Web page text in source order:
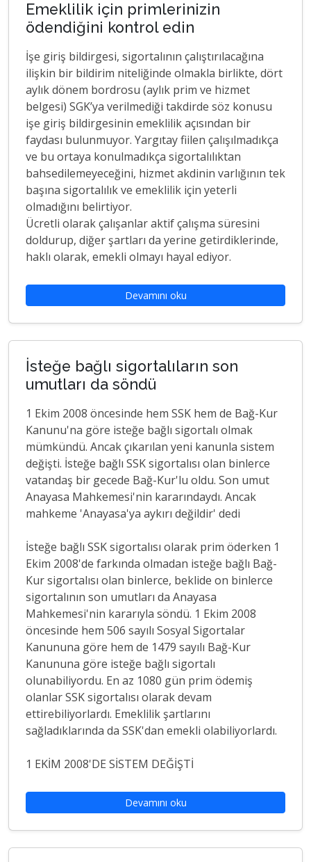
Emeklilik için primlerinizin
ödendiğini kontrol edin
İşe giriş bildirgesi, sigortalının çalıştırılacağına
ilişkin bir bildirim niteliğinde olmakla birlikte, dört
aylık dönem bordrosu (aylık prim ve hizmet
belgesi) SGK’ya verilmediği takdirde söz konusu
işe giriş bildirgesinin emeklilik açısından bir
faydası bulunmuyor. Yargıtay fiilen çalışılmadıkça
ve bu ortaya konulmadıkça sigortalılıktan
bahsedilemeyeceğini, hizmet akdinin varlığının tek
başına sigortalılık ve emeklilik için yeterli
olmadığını belirtiyor.
Ücretli olarak çalışanlar aktif çalışma süresini
doldurup, diğer şartları da yerine getirdiklerinde,
haklı olarak, emekli olmayı hayal ediyor.
Devamını oku
İsteğe bağlı sigortalıların son
umutları da söndü
1 Ekim 2008 öncesinde hem SSK hem de Bağ-Kur
Kanunu'na göre isteğe bağlı sigortalı olmak
mümkündü. Ancak çıkarılan yeni kanunla sistem
değişti. İsteğe bağlı SSK sigortalısı olan binlerce
vatandaş bir gecede Bağ-Kur'lu oldu. Son umut
Anayasa Mahkemesi'nin kararındaydı. Ancak
mahkeme 'Anayasa'ya aykırı değildir' dedi
İsteğe bağlı SSK sigortalısı olarak prim öderken 1
Ekim 2008'de farkında olmadan isteğe bağlı Bağ-
Kur sigortalısı olan binlerce, beklide on binlerce
sigortalının son umutları da Anayasa
Mahkemesi'nin kararıyla söndü. 1 Ekim 2008
öncesinde hem 506 sayılı Sosyal Sigortalar
Kanununa göre hem de 1479 sayılı Bağ-Kur
Kanununa göre isteğe bağlı sigortalı
olunabiliyordu. En az 1080 gün prim ödemiş
olanlar SSK sigortalısı olarak devam
ettirebiliyorlardı. Emeklilik şartlarını
sağladıklarında da SSK'dan emekli olabiliyorlardı.
1 EKİM 2008'DE SİSTEM DEĞİŞTİ
Devamını oku